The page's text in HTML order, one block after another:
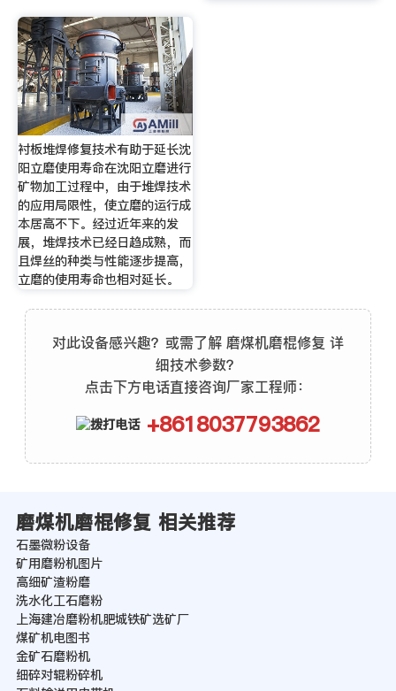
衬板堆焊修复技术有助于延长沈
阳立磨使用寿命在沈阳立磨进行
矿物加工过程中，由于堆焊技术
的应用局限性，使立磨的运行成
本居高不下。经过近年来的发
展，堆焊技术已经日趋成熟，而
且焊丝的种类与性能逐步提高，
立磨的使用寿命也相对延长。
对此设备感兴趣？或需了解 磨煤机磨棍修复 详
细技术参数？
点击下方电话直接咨询厂家工程师：
+8618037793862
磨煤机磨棍修复 相关推荐
石墨微粉设备
矿用磨粉机图片
高细矿渣粉磨
洗水化工石磨粉
上海建冶磨粉机肥城铁矿选矿厂
煤矿机电图书
金矿石磨粉机
细碎对辊粉碎机